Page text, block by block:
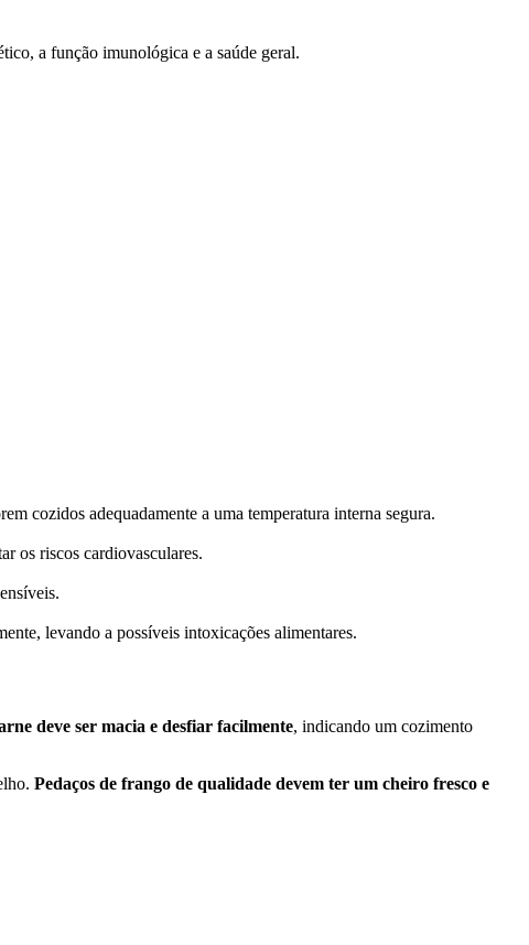
a função imunológica e a saúde geral.
cozidos adequadamente a uma temperatura interna segura.
os riscos cardiovasculares.
levando a possíveis intoxicações alimentares.
deve ser macia e desfiar facilmente, indicando um cozimento
Pedaços de frango de qualidade devem ter um cheiro fresco e